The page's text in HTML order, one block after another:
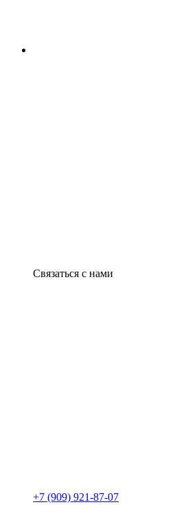
Связаться с нами
+7 (909) 921-87-07